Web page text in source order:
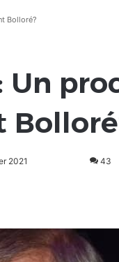
Bolloré?
Un
2021 43